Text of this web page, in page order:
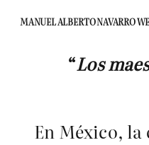
MANUEL ALBERTO NAVARRO
“Los
En México,